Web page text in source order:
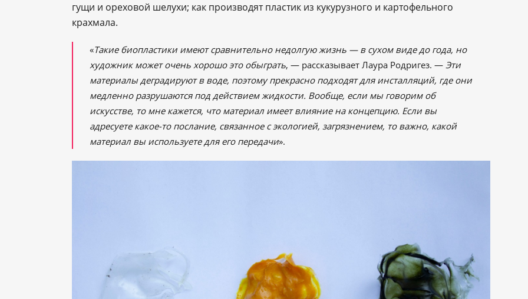
гущи и ореховой шелухи; как производят пластик из кукурузного и картофельного
крахмала.
«Такие биопластики имеют сравнительно недолгую жизнь ― в сухом виде до года, но
художник может очень хорошо это обыграть, ― рассказывает Лаура Родригез. ― Эти
материалы деградируют в воде, поэтому прекрасно подходят для инсталляций, где они
медленно разрушаются под действием жидкости. Вообще, если мы говорим об
искусстве, то мне кажется, что материал имеет влияние на концепцию. Если вы
адресуете какое-то послание, связанное с экологией, загрязнением, то важно, какой
материал вы используете для его передачи».